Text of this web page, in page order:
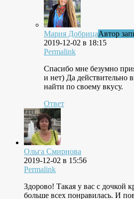
Мария ДобрицаАвтор
2019-12-02 в 18:15
Permalink
Спасибо мне безумно
и нет) Да
найти по своему вкусу.
Ответ
Ольга Смирнова
2019-12-02 в 15:56
Permalink
Здорово! Такая у вас с дочкой
больше всех понравилась. И